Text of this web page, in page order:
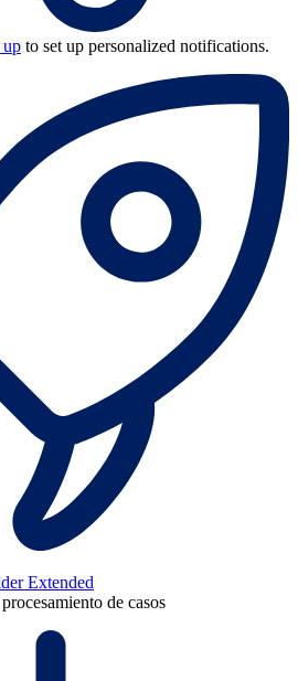
up to set up personalized notifications.
Extended
de casos